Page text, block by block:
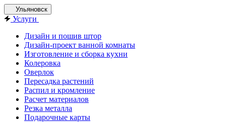
Ульяновск
Услуги
Дизайн и пошив штор
Дизайн-проект ванной комнаты
Изготовление и сборка кухни
Колеровка
Оверлок
Пересадка растений
Распил и кромление
Расчет материалов
Резка металла
Подарочные карты